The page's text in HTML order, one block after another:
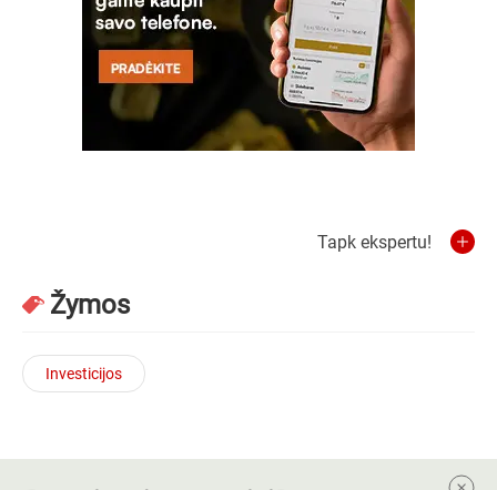
Tapk ekspertu!
Žymos
Investicijos